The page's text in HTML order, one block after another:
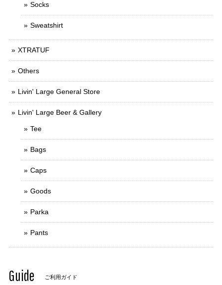
Socks
Sweatshirt
XTRATUF
Others
Livin' Large General Store
Livin' Large Beer & Gallery
Tee
Bags
Caps
Goods
Parka
Pants
Guide ご利用ガイド